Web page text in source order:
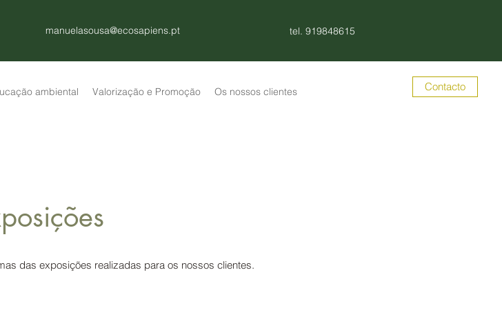
manuelasousa@ecosapiens.pt tel. 919848615
ambiental Valorização e Promoção Os nossos clientes Contacto
das exposições realizadas para os nossos clientes.